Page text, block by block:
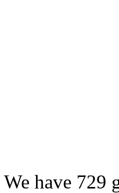
We have 729